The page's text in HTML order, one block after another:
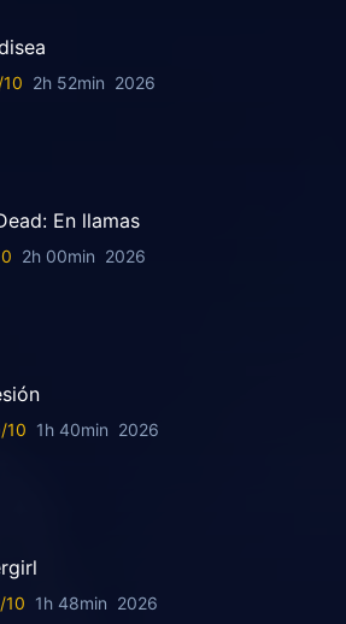
2h 52min 2026
En llamas
2h 00min 2026
1h 40min 2026
1h 48min 2026